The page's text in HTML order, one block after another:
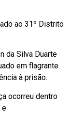
ao 31º Distrito
da Silva Duarte
em flagrante
à prisão.
ocorreu dentro
e